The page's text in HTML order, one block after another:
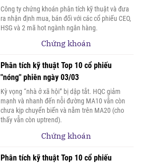
Công ty chứng khoán phân tích kỹ thuật và đưa
ra nhận định mua, bán đối với các cổ phiếu CEO,
HSG và 2 mã hot ngành ngân hàng.
Chứng khoán
Phân tích kỹ thuật Top 10 cổ phiếu
"nóng" phiên ngày 03/03
Kỳ vọng “nhà ở xã hội” bị dập tắt. HQC giảm
mạnh và nhanh đến nỗi đường MA10 vẫn còn
chưa kịp chuyển biến và nằm trên MA20 (cho
thấy vẫn còn uptrend).
Chứng khoán
Phân tích kỹ thuật Top 10 cổ phiếu